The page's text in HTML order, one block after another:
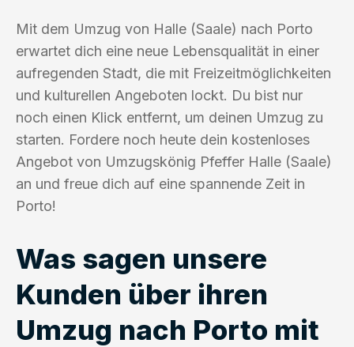
Mit dem Umzug von Halle (Saale) nach Porto
erwartet dich eine neue Lebensqualität in einer
aufregenden Stadt, die mit Freizeitmöglichkeiten
und kulturellen Angeboten lockt. Du bist nur
noch einen Klick entfernt, um deinen Umzug zu
starten. Fordere noch heute dein kostenloses
Angebot von Umzugskönig Pfeffer Halle (Saale)
an und freue dich auf eine spannende Zeit in
Porto!
Was sagen unsere
Kunden über ihren
Umzug nach Porto mit